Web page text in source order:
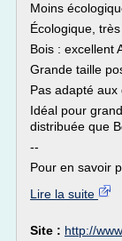
Moins
Écologique,
Bois : excellent
Grande taille
Pas adapté
Idéal pour
distribuée que
--
Pour en savoir
Lire la suite
Site : http://